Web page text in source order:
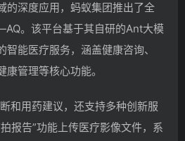
的深度应用，蚂蚁集团推出了全
。该平台基于其自研的Ant大模
能医疗服务，涵盖健康咨询、
管理等核心功能。
和用药建议，还支持多种创新服
报告”功能上传医疗影像文件，系